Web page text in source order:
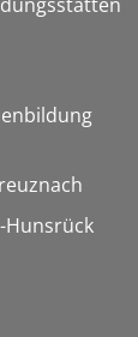
Hunsrück